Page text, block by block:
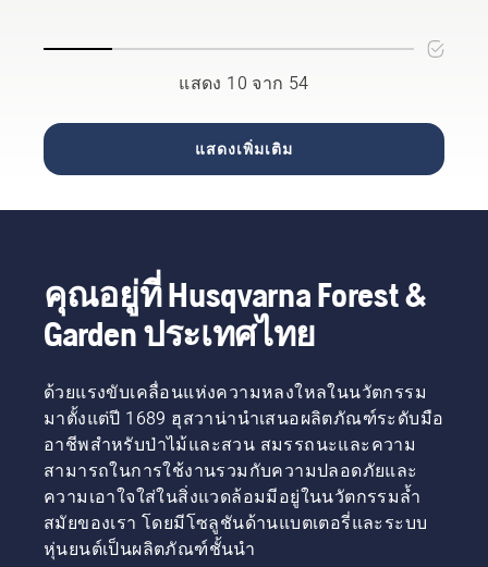
ที่มีสาย
สามารถ
ทำได้ ใบ
หญ้าจะ
ง่ายดาย
สำหรับ
การตัดที่
และมี
ประสิทธิภาพ
มากกว่า
ดูวิดีโอนี้
เกี่ยวกับ
วิธีลับคม
และ
บำรุง
รักษาใบ
สำหรับ
แนะนำที
พายบ่าฮุ
สวาน่า
ง่ายๆ
ทั้งหมดที่
ตามขั้น
เหล่านี้
หากคุณ
กำลัง
เปลี่ยน
ที่กลาง
แจ้ง ควร
อยู่ใน
สถานที่
ซึ่งมอง
เห็น
เครื่องมือ
หรือน็อต
ขนาด
ตอนที่
ง่ายดาย
และสกรู
และ
ใบมีดทุก
รักษา ไม่
มีดหลวม
เมื่อใช้
งาน
แสดง 10 จาก 54
แสดงเพิ่มเติม
คุณอยู่ที่ Husqvarna Forest &
Garden ประเทศไทย
ด้วยแรงขับเคลื่อนแห่งความหลงใหลในนวัตกรรม
มาตั้งแต่ปี 1689 ฮุสวาน่านำเสนอผลิตภัณฑ์ระดับมือ
อาชีพสำหรับป่าไม้และสวน สมรรถนะและความ
สามารถในการใช้งานรวมกับความปลอดภัยและ
ความเอาใจใส่ในสิ่งแวดล้อมมีอยู่ในนวัตกรรมล้ำ
สมัยของเรา โดยมีโซลูชันด้านแบตเตอรี่และระบบ
หุ่นยนต์เป็นผลิตภัณฑ์ชั้นนำ